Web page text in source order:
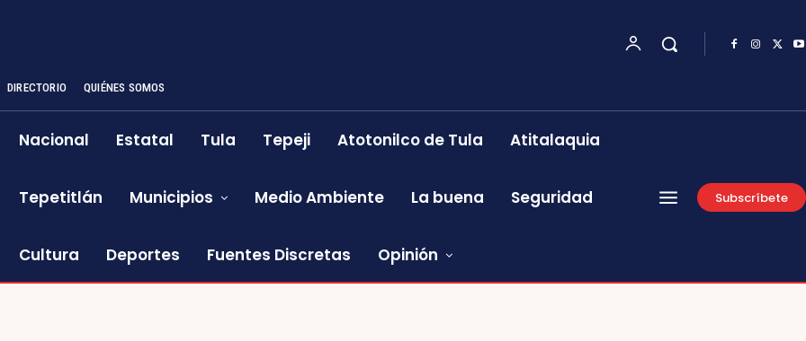
DIRECTORIO QUIÉNES SOMOS
Nacional Estatal Tula Tepeji Atotonilco de Tula Atitalaquia
Tepetitlán Municipios Medio Ambiente La buena Seguridad
Cultura Deportes Fuentes Discretas Opinión
Subscríbete